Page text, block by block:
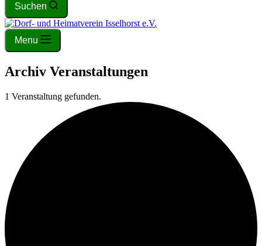
Suchen
Menu
Archiv Veranstaltungen
1 Veranstaltung gefunden.